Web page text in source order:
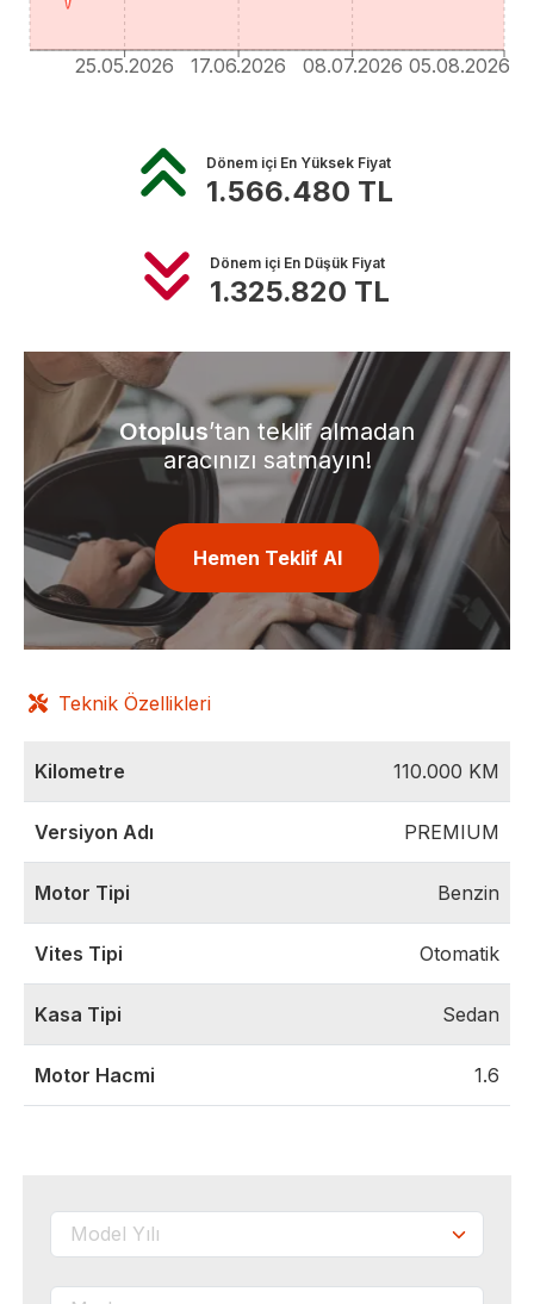
25.05.2026 17.06.2026 08.07.2026 05.08.2026
Dönem içi En Yüksek Fiyat
1.566.480 TL
Dönem içi En Düşük Fiyat
1.325.820 TL
Otoplus’tan teklif almadan
aracınızı satmayın!
Hemen Teklif Al
Teknik Özellikleri
Kilometre 110.000 KM
Versiyon Adı PREMIUM
Motor Tipi Benzin
Vites Tipi Otomatik
Kasa Tipi Sedan
Motor Hacmi 1.6